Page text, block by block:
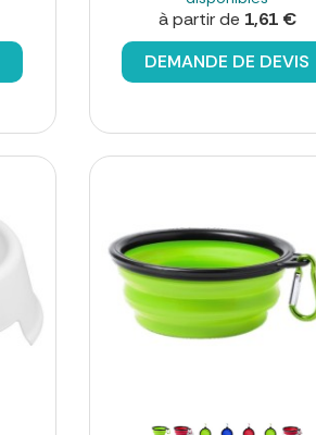
à partir de 1,61 €
DEMANDE DE DEVIS